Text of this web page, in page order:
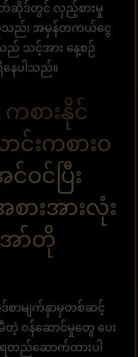
ဆိုဒ်တွင် လှည့်စားမှု
သည်၊ အမှန်တကယ်ငွေ
သင့်အား နေ့စဉ်
နေပါသည်။
စားနိုင်
င်းကစားဝ
င်ပြီး
ားအားလုံး
ော်တို
စာမျက်နှာမှတစ်ဆင့်
ဝန်ဆောင်မှုတွေ ပေး
တည်ဆောက်ထားပါ